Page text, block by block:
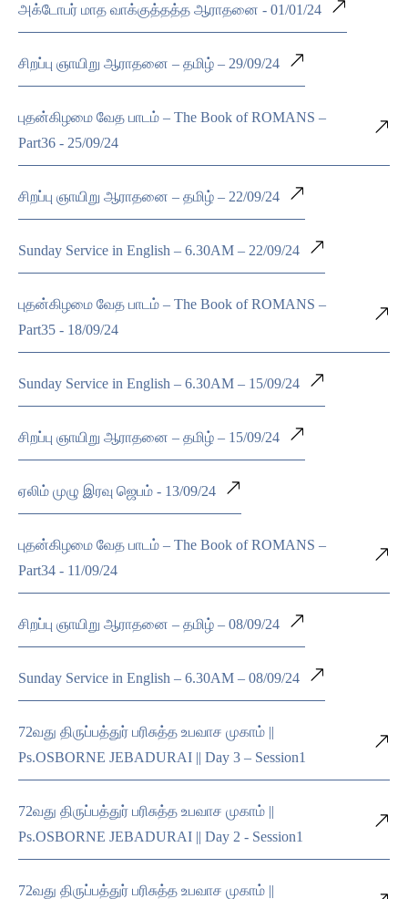
அக்டோபர் மாத வாக்குத்தத்த ஆராதனை - 01/01/24
சிறப்பு ஞாயிறு ஆராதனை – தமிழ் – 29/09/24
புதன்கிழமை வேத பாடம் – The Book of ROMANS –
Part36 - 25/09/24
சிறப்பு ஞாயிறு ஆராதனை – தமிழ் – 22/09/24
Sunday Service in English – 6.30AM – 22/09/24
புதன்கிழமை வேத பாடம் – The Book of ROMANS –
Part35 - 18/09/24
Sunday Service in English – 6.30AM – 15/09/24
சிறப்பு ஞாயிறு ஆராதனை – தமிழ் – 15/09/24
ஏலிம் முழு இரவு ஜெபம் - 13/09/24
புதன்கிழமை வேத பாடம் – The Book of ROMANS –
Part34 - 11/09/24
சிறப்பு ஞாயிறு ஆராதனை – தமிழ் – 08/09/24
Sunday Service in English – 6.30AM – 08/09/24
72வது திருப்பத்துர் பரிசுத்த உபவாச முகாம் ||
Ps.OSBORNE JEBADURAI || Day 3 – Session1
72வது திருப்பத்துர் பரிசுத்த உபவாச முகாம் ||
Ps.OSBORNE JEBADURAI || Day 2 - Session1
72வது திருப்பத்துர் பரிசுத்த உபவாச முகாம் ||